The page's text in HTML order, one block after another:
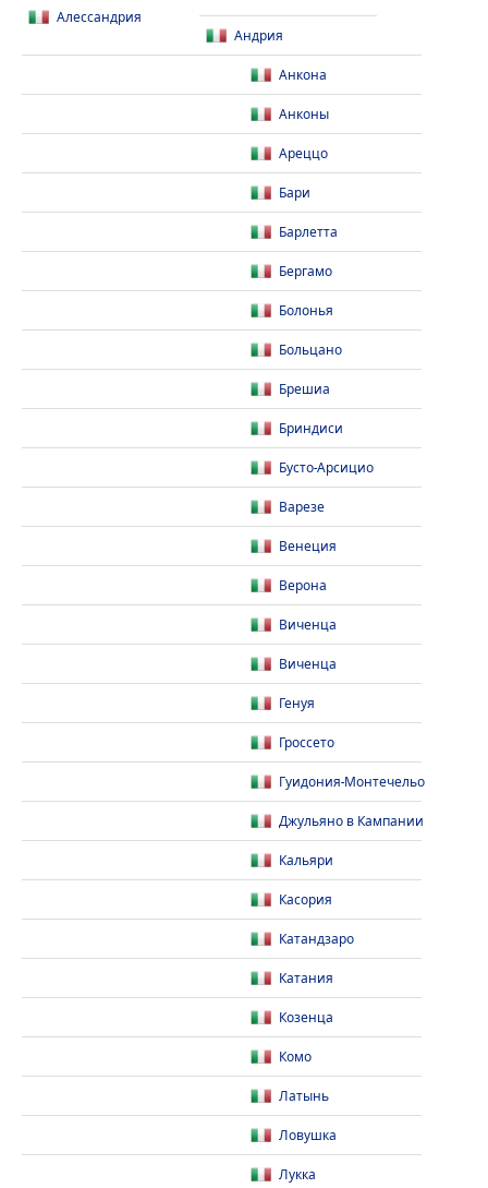
Алессандрия
Андрия
Анкона
Анконы
Ареццо
Бари
Барлетта
Бергамо
Болонья
Больцано
Брешиа
Бриндиси
Бусто-Арсицио
Варезе
Венеция
Верона
Виченца
Виченца
Генуя
Гроссето
Гуидония-Монтечельо
Джульяно в Кампании
Кальяри
Касория
Катандзаро
Катания
Козенца
Комо
Латынь
Ловушка
Лукка